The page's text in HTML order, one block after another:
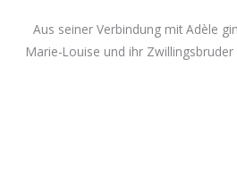
Aus seiner Verbindung mit Adèle
Marie-Louise und ihr